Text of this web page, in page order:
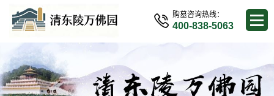
购墓咨询热线：
400-838-5063